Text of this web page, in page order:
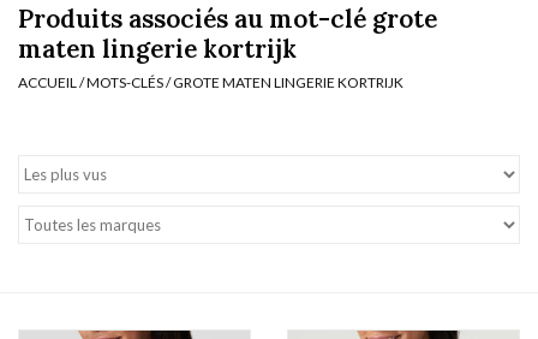
vêtements de nuit
Homewear
Produits associés au mot-clé grote
maten lingerie kortrijk
ACCUEIL /MOTS-CLÉS/GROTE MATEN LINGERIE KORTRIJK